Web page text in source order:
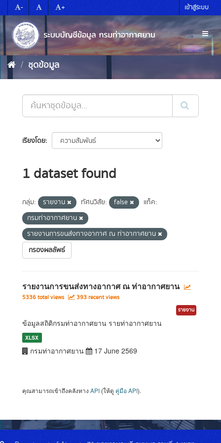
to
content
- + เข้าสู่ระบบ
ชุดข้อมูล
เรียงโดย
1 dataset found
กลุ่ม: รายงาน ทัศนวิสัย: false
แท็ค:
กรมท่าอากาศยาน
รายงานการขนส่งทางอากาศ ณ ท่าอากาศยาน
กรองผลลัพธ์
รายงานการขนส่งทางอากาศ ณ ท่าอากาศยาน
5336 total views 393 recent views
รายงาน
ข้อมูลสถิติกรมท่าอากาศยาน รายท่าอากาศยาน
XLSX
กรมท่าอากาศยาน 17 June 2569
คุณสามารถเข้าถึงคลังทาง API (ให้ดู คู่มือ API).